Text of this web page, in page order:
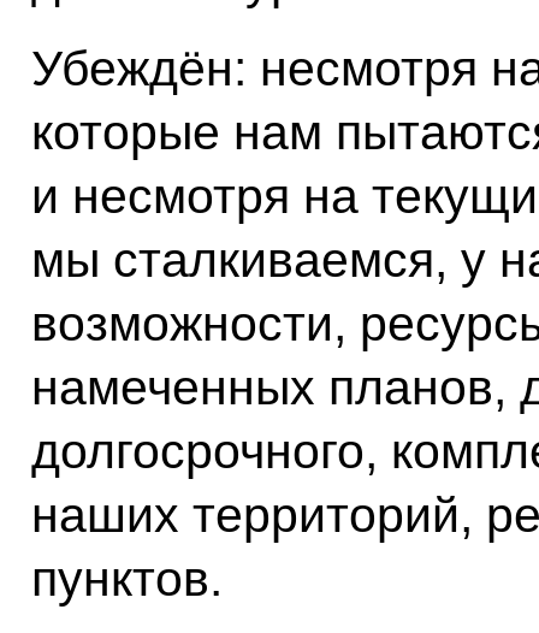
Убеждён: несмотря
которые нам
и несмотря на
мы сталкиваемся, у
возможности,
намеченных планов,
долгосрочного,
наших территорий,
пунктов.